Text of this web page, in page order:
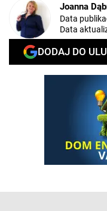
Joanna
Data
Data
DODAJ DO